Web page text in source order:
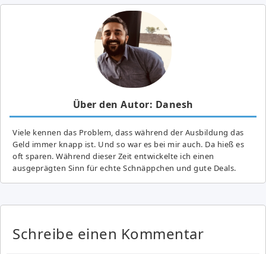
Über den Autor: Danesh
Viele kennen das Problem, dass während der Ausbildung das
Geld immer knapp ist. Und so war es bei mir auch. Da hieß es
oft sparen. Während dieser Zeit entwickelte ich einen
ausgeprägten Sinn für echte Schnäppchen und gute Deals.
Schreibe einen Kommentar